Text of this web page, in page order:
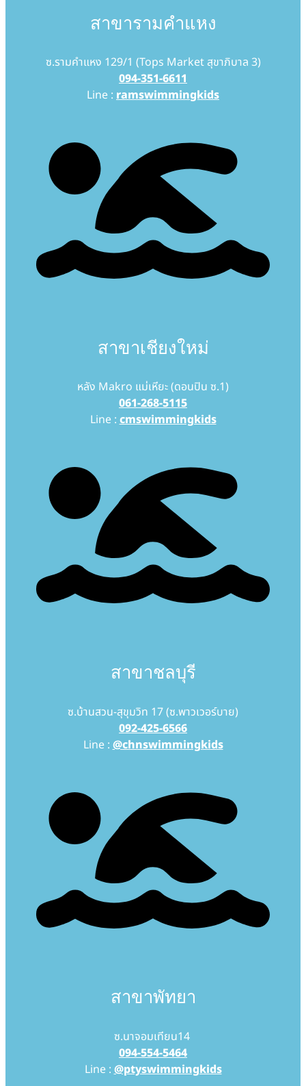
สาขารามคำแหง
ซ.รามคำแหง 129/1 (Tops Market สุขาภิบาล 3)
094-351-6611
Line : ramswimmingkids
สาขาเชียงใหม่
หลัง Makro แม่เหียะ (ดอนปิน ซ.1)
061-268-5115
Line :cmswimmingkids
สาขาชลบุรี
ซ.บ้านสวน-สุขุมวิท 17 (ซ.พาวเวอร์บาย)
092-425-6566
Line : @chnswimmingkids
สาขาพัทยา
ซ.นาจอมเทียน14
094-554-5464
Line : @ptyswimmingkids